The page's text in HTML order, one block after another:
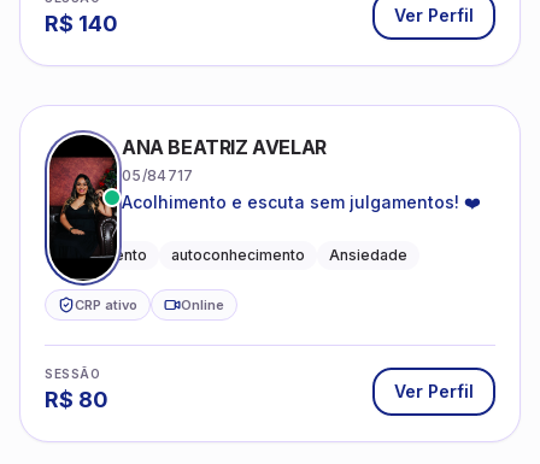
R$ 140 Ver Perfil
ANA BEATRIZ AVELAR
05/84717
Acolhimento e escuta sem julgamentos! ❤️
Acolhimento autoconhecimento Ansiedade
CRP ativo Online
SESSÃO
R$ 80 Ver Perfil